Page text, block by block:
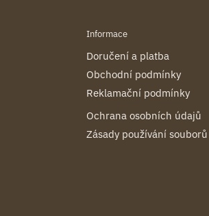
Informace
Doručení a platba
Obchodní podmínky
Reklamační podmínky
Ochrana osobních údajů
Zásady používání